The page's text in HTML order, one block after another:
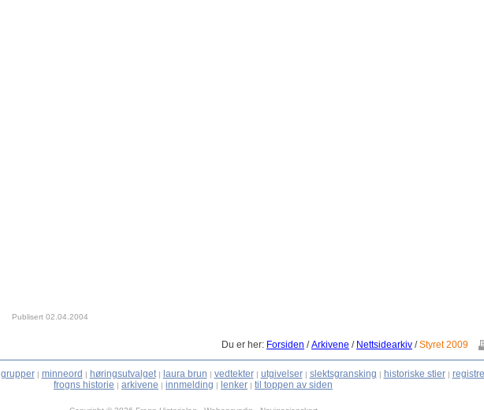
Publisert 02.04.2004
Du er her: Forsiden /Arkivene / Nettsidearkiv /Styret 2009
grupper| minneord | høringsutvalget| laura brun | vedtekter| utgivelser| slektsgransking | historiske stier|
frogns historie | arkivene | innmelding | lenker | til toppen av siden